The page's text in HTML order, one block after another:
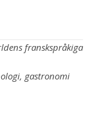
franskspråkiga
gastronomi